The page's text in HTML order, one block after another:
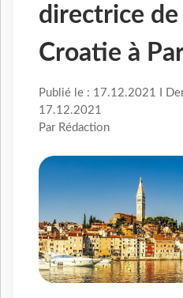
directrice de
Croatie à
Publié le : 17.12.2021 I
17.12.2021
Par Rédaction